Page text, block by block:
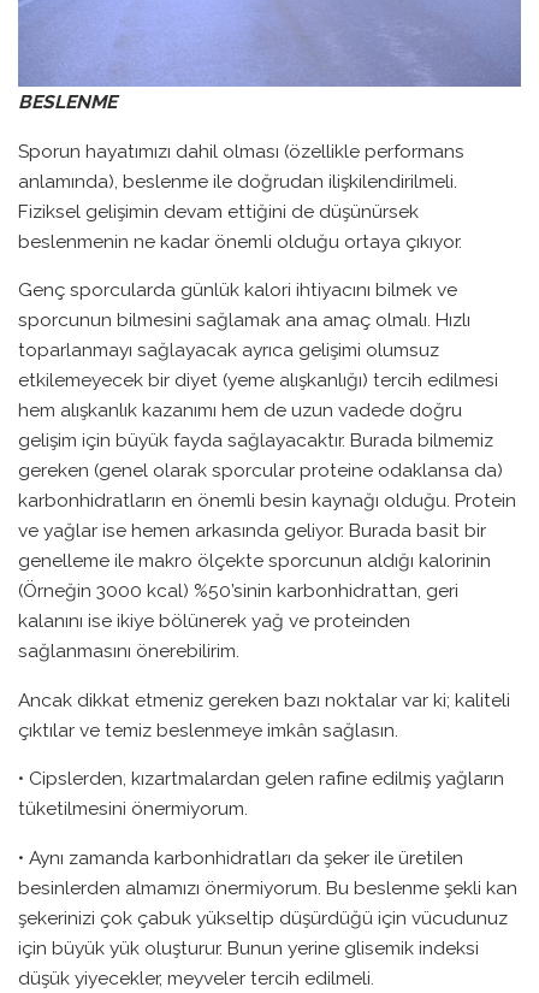
BESLENME
Sporun hayatımızı dahil olması (özellikle performans
anlamında), beslenme ile doğrudan ilişkilendirilmeli.
Fiziksel gelişimin devam ettiğini de düşünürsek
beslenmenin ne kadar önemli olduğu ortaya çıkıyor.
Genç sporcularda günlük kalori ihtiyacını bilmek ve
sporcunun bilmesini sağlamak ana amaç olmalı. Hızlı
toparlanmayı sağlayacak ayrıca gelişimi olumsuz
etkilemeyecek bir diyet (yeme alışkanlığı) tercih edilmesi
hem alışkanlık kazanımı hem de uzun vadede doğru
gelişim için büyük fayda sağlayacaktır. Burada bilmemiz
gereken (genel olarak sporcular proteine odaklansa da)
karbonhidratların en önemli besin kaynağı olduğu. Protein
ve yağlar ise hemen arkasında geliyor. Burada basit bir
genelleme ile makro ölçekte sporcunun aldığı kalorinin
(Örneğin 3000 kcal) %50’sinin karbonhidrattan, geri
kalanını ise ikiye bölünerek yağ ve proteinden
sağlanmasını önerebilirim.
Ancak dikkat etmeniz gereken bazı noktalar var ki; kaliteli
çıktılar ve temiz beslenmeye imkân sağlasın.
• Cipslerden, kızartmalardan gelen rafine edilmiş yağların
tüketilmesini önermiyorum.
• Aynı zamanda karbonhidratları da şeker ile üretilen
besinlerden almamızı önermiyorum. Bu beslenme şekli kan
şekerinizi çok çabuk yükseltip düşürdüğü için vücudunuz
için büyük yük oluşturur. Bunun yerine glisemik indeksi
düşük yiyecekler, meyveler tercih edilmeli.